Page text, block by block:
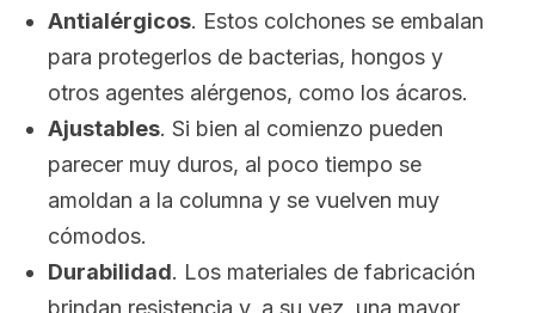
Antialérgicos. Estos colchones se embalan
para protegerlos de bacterias, hongos y
otros agentes alérgenos, como los ácaros.
Ajustables. Si bien al comienzo pueden
parecer muy duros, al poco tiempo se
amoldan a la columna y se vuelven muy
cómodos.
Durabilidad. Los materiales de fabricación
brindan resistencia y, a su vez, una mayor